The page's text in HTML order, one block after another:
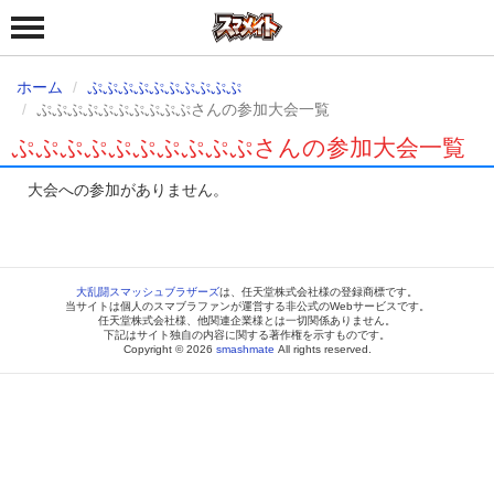
ホーム
ぷぷぷぷぷぷぷぷぷぷ
ぷぷぷぷぷぷぷぷぷぷさんの参加大会一覧
ぷぷぷぷぷぷぷぷぷぷさんの参加大会一覧
大会への参加がありません。
大乱闘スマッシュブラザーズは、任天堂株式会社様の登録商標です。
当サイトは個人のスマブラファンが運営する非公式のWebサービスです。
任天堂株式会社様、他関連企業様とは一切関係ありません。
下記はサイト独自の内容に関する著作権を示すものです。
Copyright © 2026 smashmate All rights reserved.